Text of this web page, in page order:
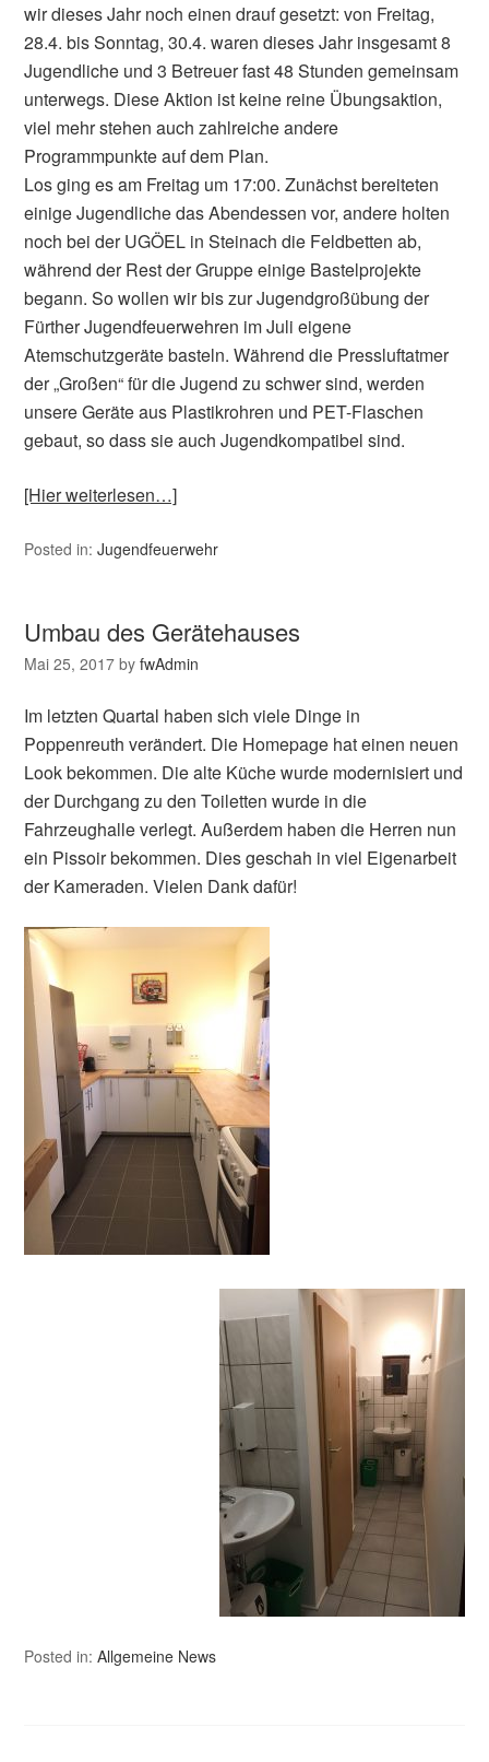
wir dieses Jahr noch einen drauf gesetzt: von Freitag,
28.4. bis Sonntag, 30.4. waren dieses Jahr insgesamt 8
Jugendliche und 3 Betreuer fast 48 Stunden gemeinsam
unterwegs. Diese Aktion ist keine reine Übungsaktion,
viel mehr stehen auch zahlreiche andere
Programmpunkte auf dem Plan.
Los ging es am Freitag um 17:00. Zunächst bereiteten
einige Jugendliche das Abendessen vor, andere holten
noch bei der UGÖEL in Steinach die Feldbetten ab,
während der Rest der Gruppe einige Bastelprojekte
begann. So wollen wir bis zur Jugendgroßübung der
Fürther Jugendfeuerwehren im Juli eigene
Atemschutzgeräte basteln. Während die Pressluftatmer
der „Großen“ für die Jugend zu schwer sind, werden
unsere Geräte aus Plastikrohren und PET-Flaschen
gebaut, so dass sie auch Jugendkompatibel sind.
[Hier weiterlesen…]
Posted in:Jugendfeuerwehr
Umbau des Gerätehauses
Mai 25, 2017 byfwAdmin
Im letzten Quartal haben sich viele Dinge in
Poppenreuth verändert. Die Homepage hat einen neuen
Look bekommen. Die alte Küche wurde modernisiert und
der Durchgang zu den Toiletten wurde in die
Fahrzeughalle verlegt. Außerdem haben die Herren nun
ein Pissoir bekommen. Dies geschah in viel Eigenarbeit
der Kameraden. Vielen Dank dafür!
Posted in:Allgemeine News